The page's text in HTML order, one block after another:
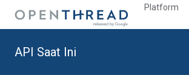
Platform
API Saat Ini